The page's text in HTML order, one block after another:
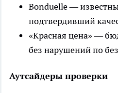
Bonduelle —
подтвердивший
«Красная цена» —
без нарушений по
Аутсайдеры проверки